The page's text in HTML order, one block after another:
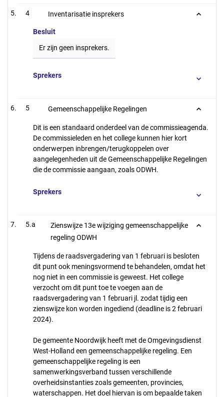
4 Inventarisatie insprekers
Besluit
Er zijn geen insprekers.
Sprekers
5 Gemeenschappelijke Regelingen
Dit is een standaard onderdeel van de commissieagenda.
De commissieleden en het college kunnen hier kort
onderwerpen inbrengen/terugkoppelen over
aangelegenheden uit de Gemeenschappelijke Regelingen
die de commissie aangaan, zoals ODWH.
Sprekers
5.a
Zienswijze 13e wijziging gemeenschappelijke
regeling ODWH
Tijdens de raadsvergadering van 1 februari is besloten
dit punt ook meningsvormend te behandelen, omdat het
nog niet in een commissie is geweest. Het college
verzocht om dit punt toe te voegen aan de
raadsvergadering van 1 februari jl. zodat tijdig een
zienswijze kon worden ingediend (deadline is 2 februari
2024).
De gemeente Noordwijk heeft met de Omgevingsdienst
West-Holland een gemeenschappelijke regeling. Een
gemeenschappelijke regeling is een
samenwerkingsverband tussen verschillende
overheidsinstanties zoals gemeenten, provincies,
waterschappen. Het doel hiervan is om bepaalde taken